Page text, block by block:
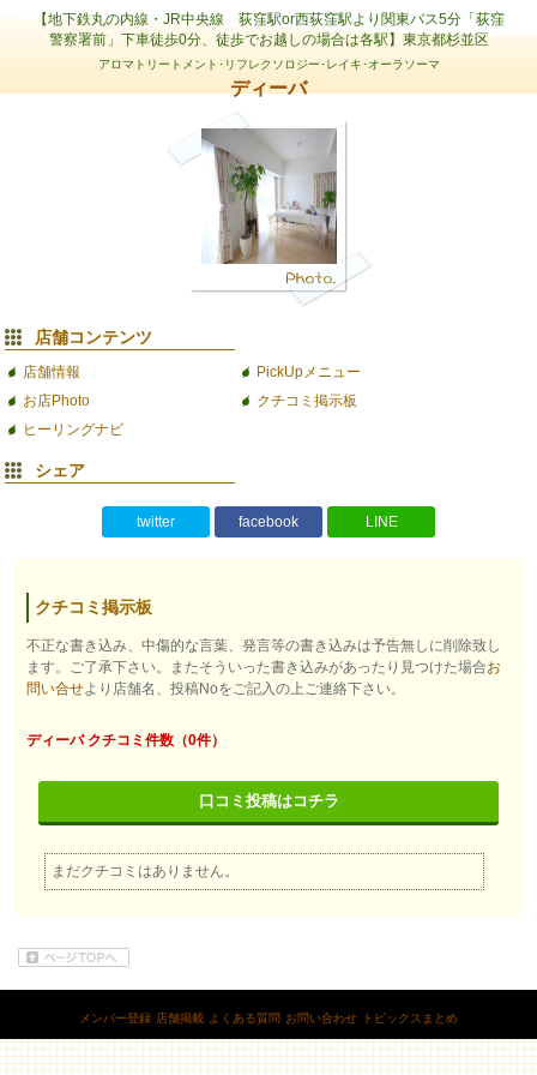
【地下鉄丸の内線・JR中央線 荻窪駅or西荻窪駅より関東バス5分「荻窪
警察署前」下車徒歩0分、徒歩でお越しの場合は各駅】東京都杉並区
アロマトリートメント･リフレクソロジー･レイキ･オーラソーマ
ディーバ
店舗コンテンツ
店舗情報
PickUpメニュー
お店Photo
クチコミ掲示板
ヒーリングナビ
シェア
twitter facebook LINE
クチコミ掲示板
不正な書き込み、中傷的な言葉、発言等の書き込みは予告無しに削除致し
ます。ご了承下さい。またそういった書き込みがあったり見つけた場合お
問い合せより店舗名、投稿Noをご記入の上ご連絡下さい。
ディーバ クチコミ件数（0件）
口コミ投稿はコチラ
まだクチコミはありません。
メンバー登録 店舗掲載 よくある質問 お問い合わせ トピックスまとめ